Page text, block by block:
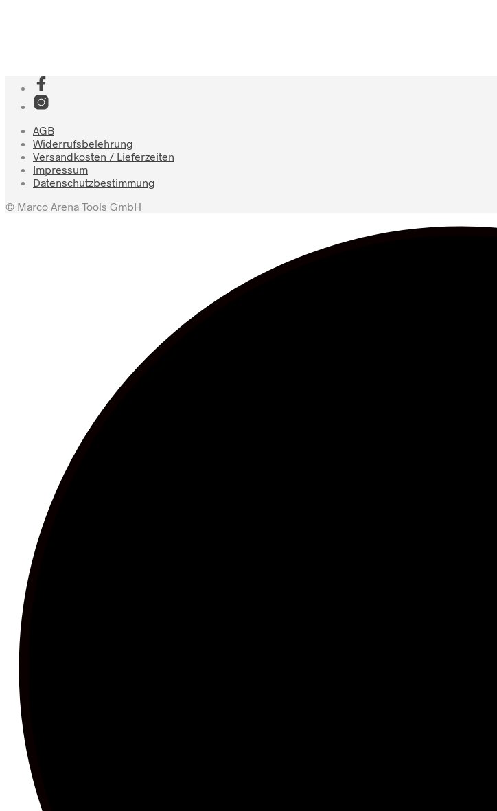
AGB
Widerrufsbelehrung
Versandkosten / Lieferzeiten
Impressum
Datenschutzbestimmung
© Marco Arena Tools GmbH